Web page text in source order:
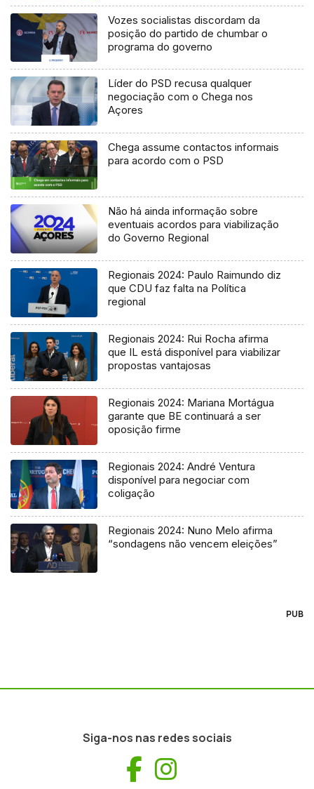
Vozes socialistas discordam da
posição do partido de chumbar o
programa do governo
Líder do PSD recusa qualquer
negociação com o Chega nos
Açores
Chega assume contactos informais
para acordo com o PSD
Não há ainda informação sobre
eventuais acordos para viabilização
do Governo Regional
Regionais 2024: Paulo Raimundo diz
que CDU faz falta na Política
regional
Regionais 2024: Rui Rocha afirma
que IL está disponível para viabilizar
propostas vantajosas
Regionais 2024: Mariana Mortágua
garante que BE continuará a ser
oposição firme
Regionais 2024: André Ventura
disponível para negociar com
coligação
Regionais 2024: Nuno Melo afirma
“sondagens não vencem eleições”
PUB
Siga-nos nas redes sociais
Facebook